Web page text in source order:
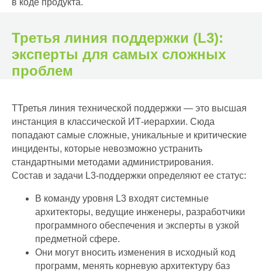
в коде продукта.
Третья линия поддержки (L3):
эксперты для самых сложных
проблем
ТТретья линия технической поддержки — это высшая
инстанция в классической ИТ-иерархии. Сюда
попадают самые сложные, уникальные и критические
инциденты, которые невозможно устранить
стандартными методами администрирования.
Состав и задачи L3-поддержки определяют ее статус:
В команду уровня L3 входят системные
архитекторы, ведущие инженеры, разработчики
программного обеспечения и эксперты в узкой
предметной сфере.
Они могут вносить изменения в исходный код
программ, менять корневую архитектуру баз